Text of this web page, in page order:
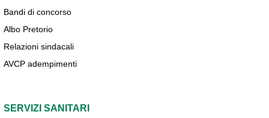
Bandi di concorso
Albo Pretorio
Relazioni sindacali
AVCP adempimenti
SERVIZI SANITARI